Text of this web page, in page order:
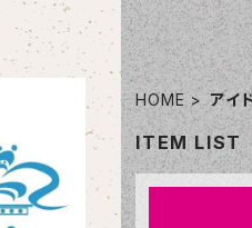
HOME アイ
ITEM LIST